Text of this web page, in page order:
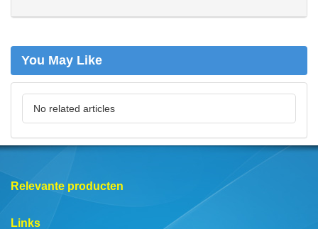
n
You May Like
No related articles
Relevante producten
Links